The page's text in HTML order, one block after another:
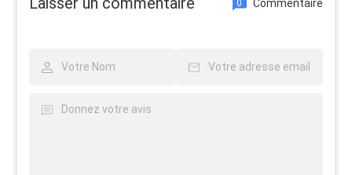
0 Commentaire